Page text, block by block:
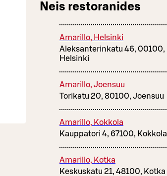
Neis restoranides
Amarillo, Helsinki
Aleksanterinkatu 46, 00100,
Helsinki
Amarillo, Joensuu
Torikatu 20, 80100, Joensuu
Amarillo, Kokkola
Kauppatori 4, 67100, Kokkola
Amarillo, Kotka
Keskuskatu 21, 48100, Kotka